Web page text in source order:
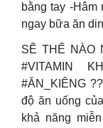
bằng tay -Hâm
ngay bữa ăn
SẼ THẾ NÀO
#VITAMIN
#ĂN_KIÊNG
độ ăn uống
khả năng